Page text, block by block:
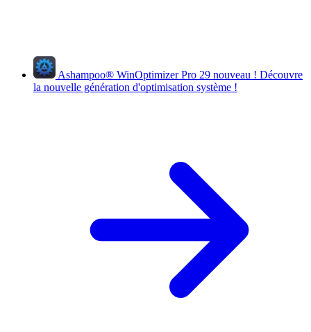
Ashampoo® WinOptimizer Pro 29 nouveau ! Découvre
la nouvelle génération d'optimisation système !